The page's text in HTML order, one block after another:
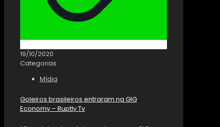
19/10/2020
Categorias
Mídia
Goleiros brasileiros entraram na GIG
Economy – Ruptly Tv